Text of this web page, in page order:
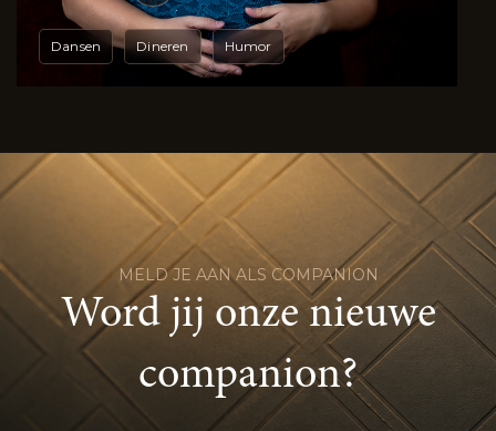
Dansen Dineren Humor
MELD JE AAN ALS COMPANION
Word jij onze nieuwe
companion?